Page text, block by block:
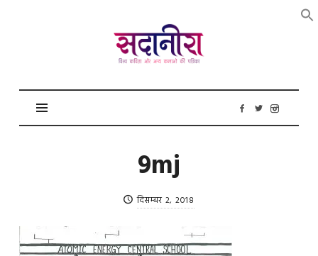
सदानीरा
9mj
दिसम्बर 2, 2018